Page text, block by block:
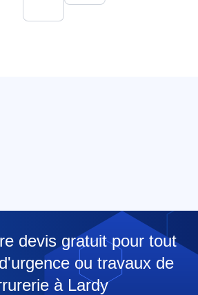
devis gratuit pour tout
ou travaux de
à Lardy